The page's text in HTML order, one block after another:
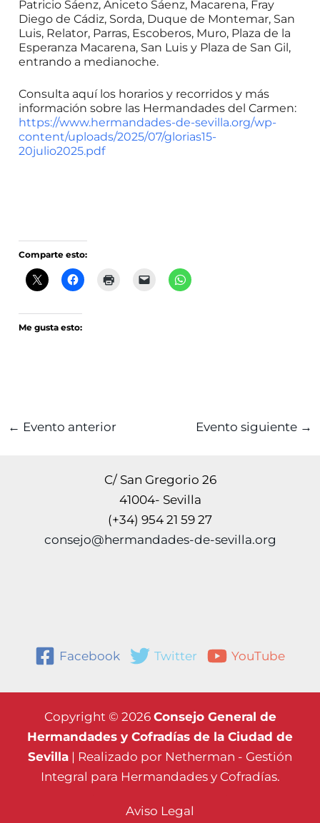
Patricio Sáenz, Aniceto Sáenz, Macarena, Fray
Diego de Cádiz, Sorda, Duque de Montemar, San
Luis, Relator, Parras, Escoberos, Muro, Plaza de la
Esperanza Macarena, San Luis y Plaza de San Gil,
entrando a medianoche.
Consulta aquí los horarios y recorridos y más
información sobre las Hermandades del Carmen:
https://www.hermandades-de-sevilla.org/wp-
content/uploads/2025/07/glorias15-
20julio2025.pdf
Comparte esto:
Me gusta esto:
← Evento anterior Evento siguiente →
C/ San Gregorio 26
41004- Sevilla
(+34) 954 21 59 27
consejo@hermandades-de-sevilla.org
Facebook Twitter YouTube
Copyright © 2026 Consejo General de
Hermandades y Cofradías de la Ciudad de
Sevilla | Realizado por Netherman - Gestión
Integral para Hermandades y Cofradías.
Aviso Legal